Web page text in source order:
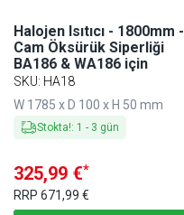
Halojen Isıtıcı - 1800mm -
Cam Öksürük Siperliği
BA186 & WA186 için
SKU: HA18
W 1785 x D 100 x H 50 mm
Stokta!: 1 - 3 gün
325,99 €*
RRP 671,99 €